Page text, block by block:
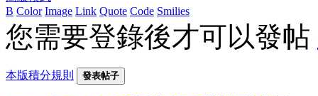
B Color Image Link Quote Code Smilies
您需要登錄後才可以發帖
本版積分規則 發表帖子